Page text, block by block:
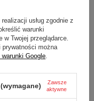
naszego
usług zgodnie z
warunki
w Twojej przeglądarce.
prywatności można
Google.
Zawsze
aktywne